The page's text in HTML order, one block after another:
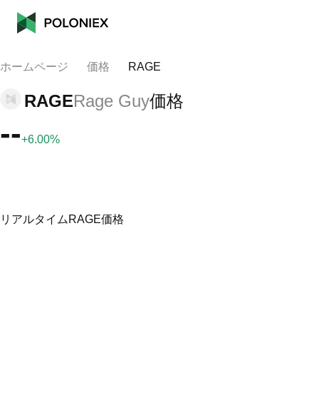
ホームページ 価格 RAGE
RAGERage Guy価格
--+6.00%
リアルタイムRAGE価格